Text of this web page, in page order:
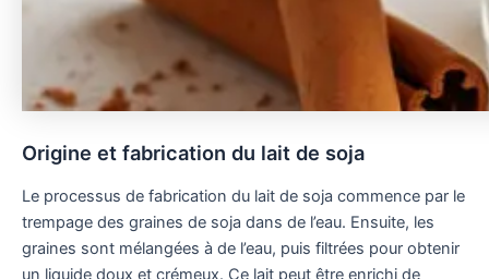
Origine et fabrication du lait de soja
Le processus de fabrication du lait de soja commence par le
trempage des graines de soja dans de l’eau. Ensuite, les
graines sont mélangées à de l’eau, puis filtrées pour obtenir
un liquide doux et crémeux. Ce lait peut être enrichi de